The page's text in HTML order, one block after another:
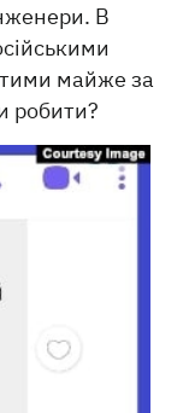
В
майже за
робити?